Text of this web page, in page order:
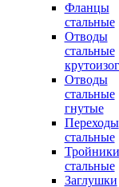
Фланцы
стальные
Отводы
стальные
Отводы
стальные
гнутые
Переходы
стальные
Тройники
стальные
Заглушки